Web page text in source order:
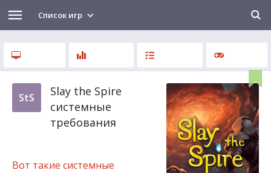
Список игр
StS
Slay the Spire
системные
требования
Вот такие системные